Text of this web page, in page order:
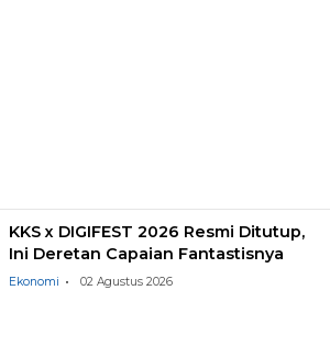
KKS x DIGIFEST 2026 Resmi Ditutup,
Ini Deretan Capaian Fantastisnya
Ekonomi 02 Agustus 2026